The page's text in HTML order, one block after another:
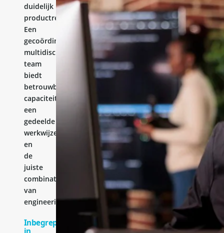
duidelijk
productresultaat.
Een
gecoördineerd
multidisciplinair
team
biedt
betrouwbare
capaciteit,
een
gedeelde
werkwijze
en
de
juiste
combinatie
van
engineeringervaring.
Inbegrepen